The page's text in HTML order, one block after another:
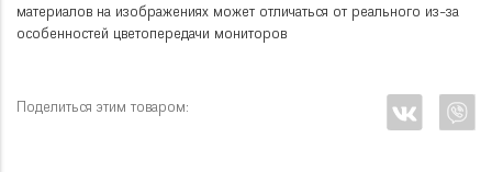
материалов на изображениях может отличаться от реального из-за
особенностей цветопередачи мониторов
Поделиться этим товаром: